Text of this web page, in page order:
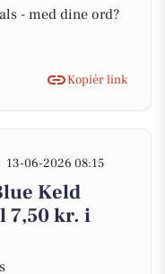
- med dine ord?
Kopiér link
13-06-2026 08:15
Keld
7,50 kr. i